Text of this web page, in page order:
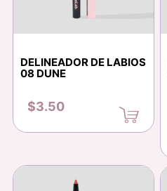
DELINEADOR DE LABIOS
08 DUNE
$3.50